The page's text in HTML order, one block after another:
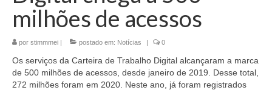
milhões de acessos
por stimmmei | postado em: Notícias | 0
Os serviços da Carteira de Trabalho Digital alcançaram a marca
de 500 milhões de acessos, desde janeiro de 2019. Desse total,
272 milhões foram em 2020. Neste ano, já foram registrados